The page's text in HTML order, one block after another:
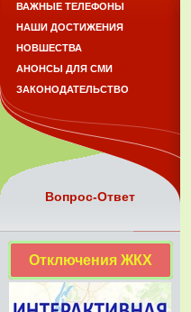
ВАЖНЫЕ ТЕЛЕФОНЫ
НАШИ ДОСТИЖЕНИЯ
НОВШЕСТВА
АНОНСЫ ДЛЯ СМИ
ЗАКОНОДАТЕЛЬСТВО
Вопрос-Ответ
Отключения ЖКХ